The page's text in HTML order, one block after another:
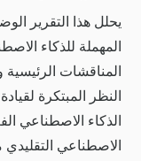
يحلل هذا التقرير
المهملة للذكاء
المناقشات
الذكاء الاصطناعي
الاصطناعي